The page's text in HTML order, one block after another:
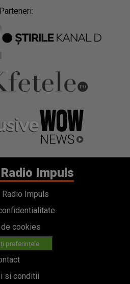
Parteneri:
Impuls
Impuls
cookies
preferințele
si conditii